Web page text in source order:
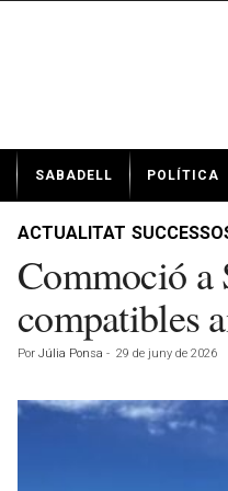
t
SABADELL POLÍTICA
ACTUALITAT
Commoció a
compatibles
Por Júlia Ponsa - 29 de juny de 2026